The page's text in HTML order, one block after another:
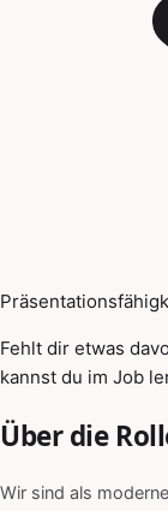
Fehlt dir etwas
kannst du im Job
Über die
Wir sind als